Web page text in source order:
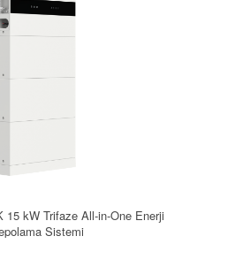
15 kW Trifaze All-in-One Enerji
Sistemi